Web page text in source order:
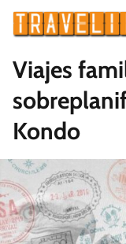
Viajes
Kondo